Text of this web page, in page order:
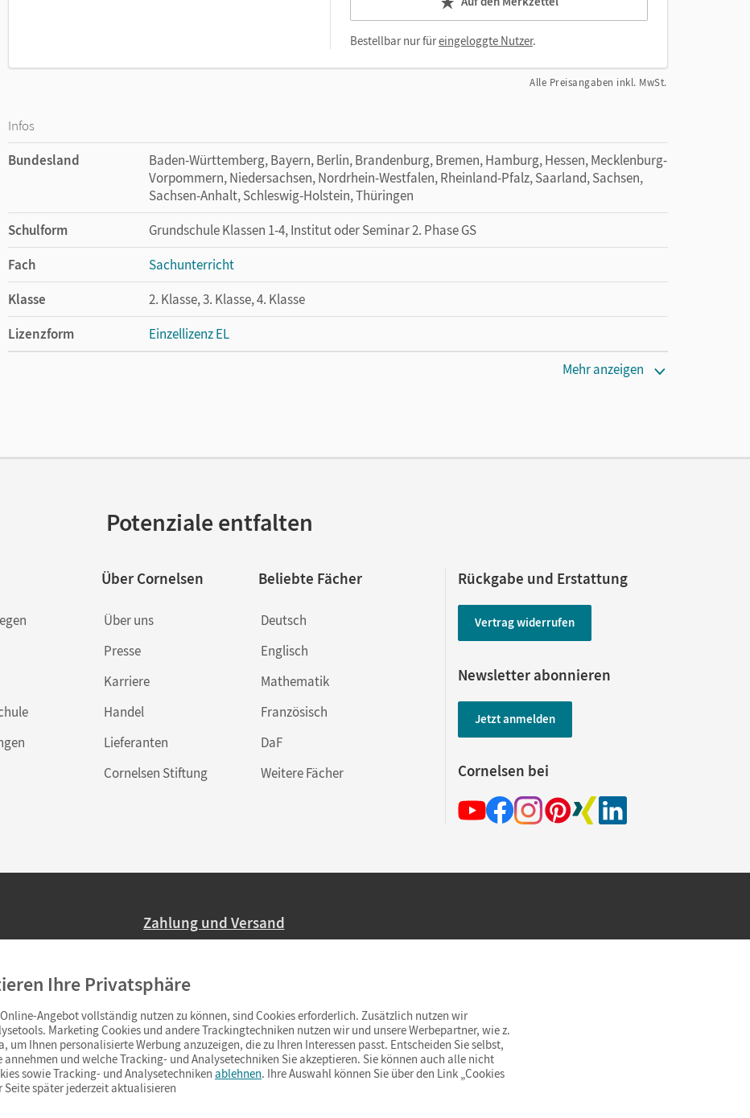
Bestellbar nur füreingeloggte Nutzer.
Alle Preisangaben inkl. MwSt.
Infos
Bundesland
Baden-Württemberg, Bayern, Berlin, Brandenburg, Bremen, Hamburg, Hessen, Mecklenburg-
Vorpommern, Niedersachsen, Nordrhein-Westfalen, Rheinland-Pfalz, Saarland, Sachsen,
Sachsen-Anhalt, Schleswig-Holstein, Thüringen
Schulform
Grundschule Klassen 1-4, Institut oder Seminar 2. Phase GS
Fach
Sachunterricht
Klasse
2. Klasse, 3. Klasse, 4. Klasse
Lizenzform
Einzellizenz EL
Mehr anzeigen
Potenziale entfalten
Über Cornelsen
Über uns
Presse
Karriere
Handel
Lieferanten
Cornelsen Stiftung
Beliebte Fächer
Deutsch
Englisch
Mathematik
Französisch
DaF
Weitere Fächer
Rückgabe und Erstattung
Vertrag widerrufen
Newsletter abonnieren
Jetzt anmelden
Cornelsen bei
Zahlung und Versand
Ab 59,– EUR Bestellwert liefern wir versandkostenfrei innerhalb Deutschlands
(Lieferung in 3–6 Tagen).
Ihre Privatsphäre
Angebot vollständig nutzen zu können, sind Cookies erforderlich. Zusätzlich nutzen wir
Marketing Cookies und andere Trackingtechniken nutzen wir und unsere Werbepartner, wie z.
um Ihnen personalisierte Werbung anzuzeigen, die zu Ihren Interessen passt. Entscheiden Sie selbst,
annehmen und welche Tracking- und Analysetechniken Sie akzeptieren. Sie können auch alle nicht
sowie Tracking- und Analysetechniken ablehnen. Ihre Auswahl können Sie über den Link „Cookies
Seite später jederzeit aktualisieren